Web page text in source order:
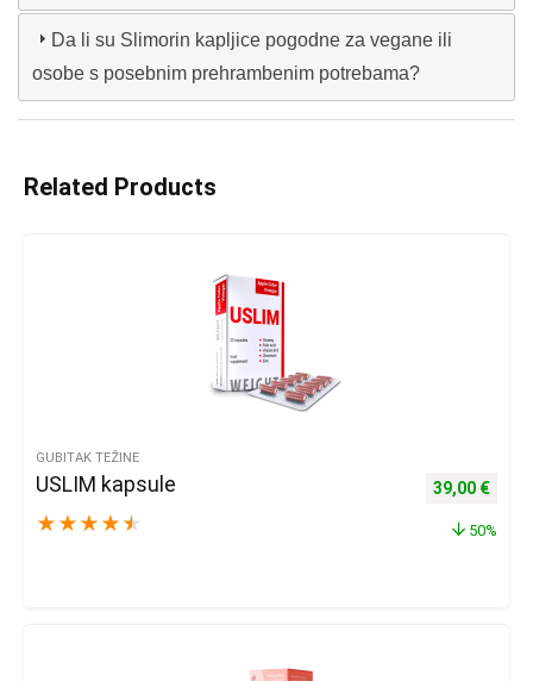
Da li su Slimorin kapljice pogodne za vegane ili
osobe s posebnim prehrambenim potrebama?
Related Products
GUBITAK TEŽINE
USLIM kapsule
★ ★ ★ ★ ★
Izvorna
39,00 €
50%